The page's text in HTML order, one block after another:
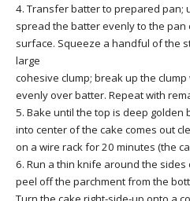
4. Transfer batter to prepared pan;
spread the batter evenly to the pan
surface. Squeeze a handful of the
large
cohesive clump; break up the
evenly over batter. Repeat with
5. Bake until the top is deep
into center of the cake comes out
on a wire rack for 20 minutes (the
6. Run a thin knife around the
peel off the parchment from the